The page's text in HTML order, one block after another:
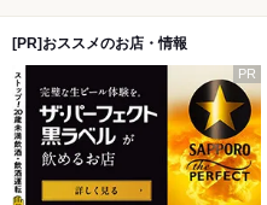
[PR]おススメのお店・情報
PR